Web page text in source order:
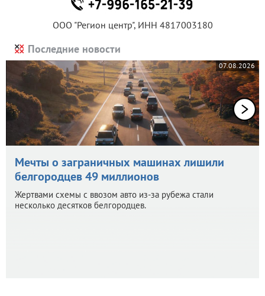
ООО "Регион центр", ИНН 4817003180
Последние новости
07.08.2026
Мечты о заграничных машинах лишили
белгородцев 49 миллионов
Жертвами схемы с ввозом авто из-за рубежа стали
несколько десятков белгородцев.